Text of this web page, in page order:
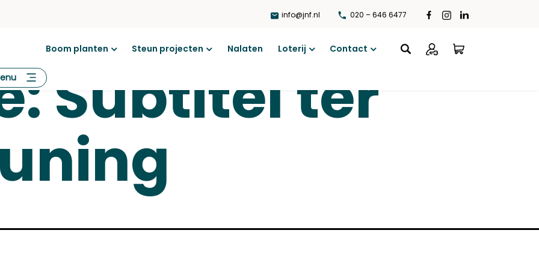
info@jnf.nl 020 – 646 6477
Boom planten Steun projecten Nalaten Loterij Contact
Subtitel ter